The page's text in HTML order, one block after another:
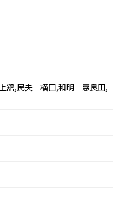
舘,民夫 横田,和明 惠良田,